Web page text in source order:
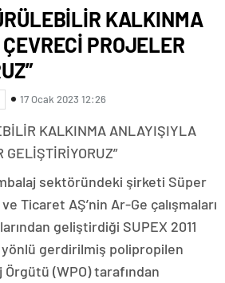
KALKINMA
PROJELER
17 Ocak 2023 12:26
KALKINMA ANLAYIŞIYLA
GELİŞTİRİYORUZ”
sektöründeki şirketi Süper
Ticaret AŞ’nin Ar-Ge çalışmaları
geliştirdiği SUPEX 2011
yönlü gerdirilmiş polipropilen
(WPO) tarafından